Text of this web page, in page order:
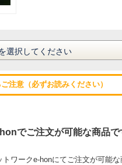
注意（必ずお読みください）
でご注文が可能な商品で
ワークe-honにてご注文が可能